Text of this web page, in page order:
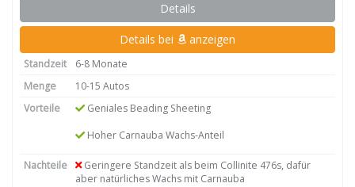
Details
Details bei anzeigen
Standzeit
6-8 Monate
Menge
10-15 Autos
Vorteile
Geniales Beading Sheeting
Hoher Carnauba Wachs-Anteil
Nachteile
Geringere Standzeit als beim Collinite 476s, dafür
aber natürliches Wachs mit Carnauba